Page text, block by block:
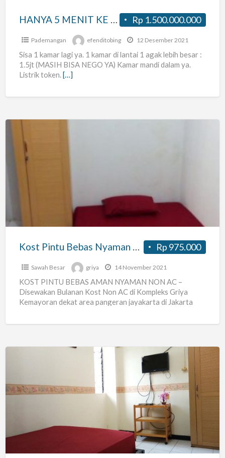
KOS
KOSAN
TINGGAL
KAMAR
Rp 1.500.000.000
HANYA 5 MENIT KE WTC MANGGA DUA! INI KOS KOSAN YA! TINGGAL 1 KAMAR YA!!
Pademangan efenditobing 12 Desember 2021
Sisa 1 kamar lagi ya. 1 kamar di lantai 1 agak lebih besar :
1.5jt (MASIH BISA NEGO YA) Kamar mandi dalam ya.
Listrik token.[…]
Pintu
Rp 975.000
Kost Pintu Bebas Nyaman Strategis Jakarta
Sawah Besar griya 14 November 2021
KOST PINTU BEBAS AMAN NYAMAN NON AC –
Disewakan Bulanan Kost Non AC di Kompleks Griya
Kemayoran dekat area pangeran jayakarta di Jakarta
murah
pintu